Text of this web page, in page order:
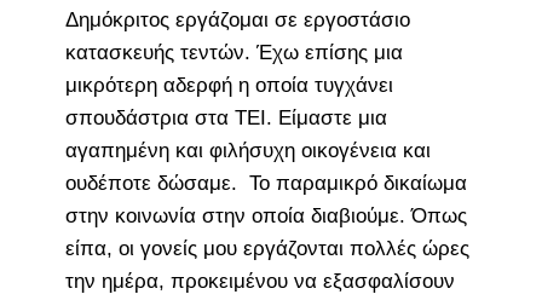
Δημόκριτος εργάζομαι σε εργοστάσιο
κατασκευής τεντών. Έχω επίσης μια
μικρότερη αδερφή η οποία τυγχάνει
σπουδάστρια στα ΤΕΙ. Είμαστε μια
αγαπημένη και φιλήσυχη οικογένεια και
ουδέποτε δώσαμε. Το παραμικρό δικαίωμα
στην κοινωνία στην οποία διαβιούμε. Όπως
είπα, οι γονείς μου εργάζονται πολλές ώρες
την ημέρα, προκειμένου να εξασφαλίσουν